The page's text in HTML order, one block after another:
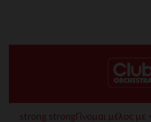
strong strongΓίνομαι μέλος